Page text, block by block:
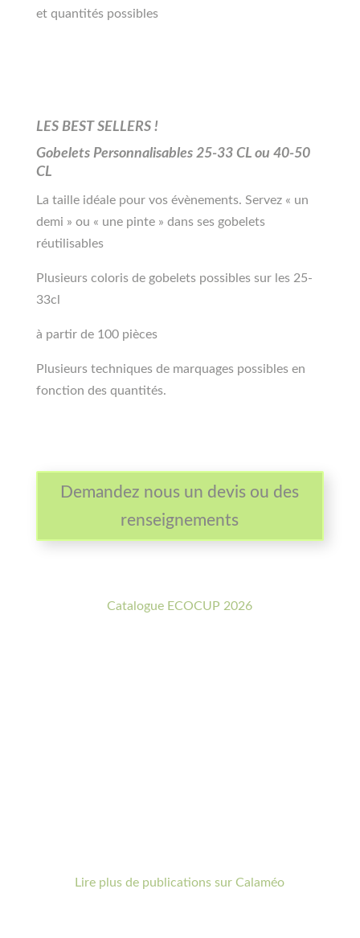
et quantités possibles
LES BEST SELLERS !
Gobelets Personnalisables 25-33 CL ou 40-50
CL
La taille idéale pour vos évènements. Servez « un
demi » ou « une pinte » dans ses gobelets
réutilisables
Plusieurs coloris de gobelets possibles sur les 25-
33cl
à partir de 100 pièces
Plusieurs techniques de marquages possibles en
fonction des quantités.
Demandez nous un devis ou des
renseignements
Catalogue ECOCUP 2026
Lire plus de publications sur Calaméo